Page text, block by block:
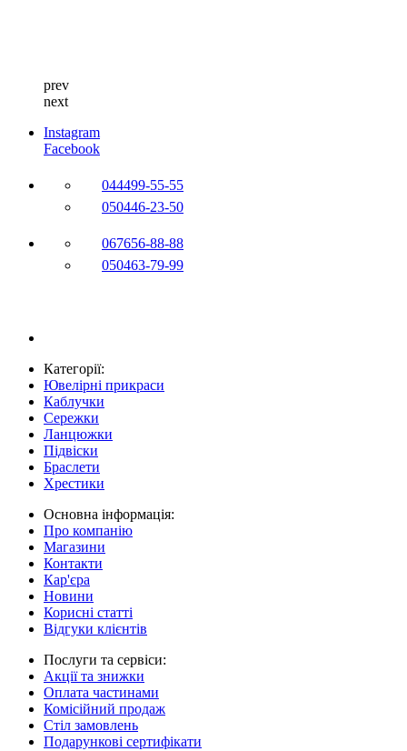
prev
next
Instagram
Facebook
044499-55-55
050446-23-50
067656-88-88
050463-79-99
Категорії:
Ювелірні прикраси
Каблучки
Сережки
Ланцюжки
Підвіски
Браслети
Хрестики
Основна інформація:
Про компанію
Магазини
Контакти
Кар'єра
Новини
Корисні статті
Відгуки клієнтів
Послуги та сервіси:
Акції та знижки
Оплата частинами
Комісійний продаж
Стіл замовлень
Подарункові сертифікати